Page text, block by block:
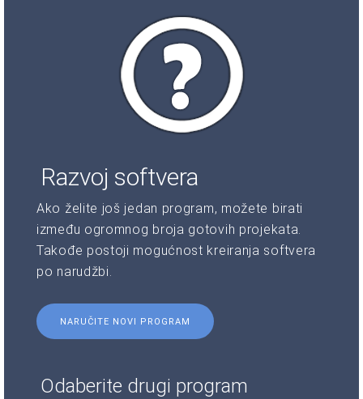
Razvoj softvera
Ako želite još jedan program, možete birati
između ogromnog broja gotovih projekata.
Takođe postoji mogućnost kreiranja softvera
po narudžbi.
NARUČITE NOVI PROGRAM
Odaberite drugi program